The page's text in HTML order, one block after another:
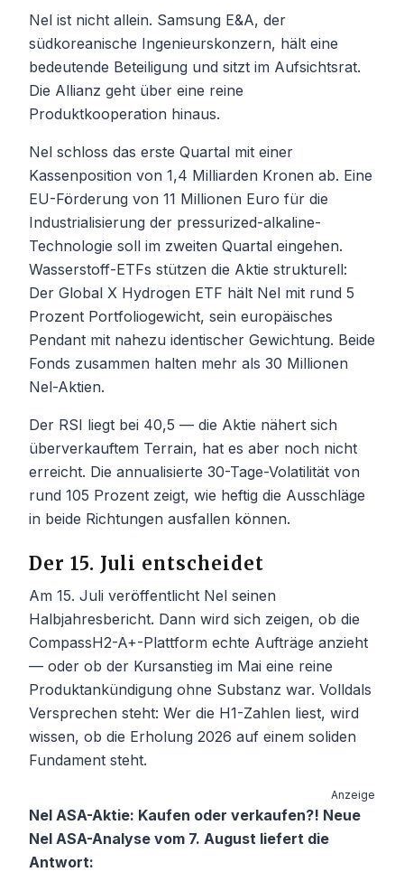
Nel ist nicht allein. Samsung E&A, der
südkoreanische Ingenieurskonzern, hält eine
bedeutende Beteiligung und sitzt im Aufsichtsrat.
Die Allianz geht über eine reine
Produktkooperation hinaus.
Nel schloss das erste Quartal mit einer
Kassenposition von 1,4 Milliarden Kronen ab. Eine
EU-Förderung von 11 Millionen Euro für die
Industrialisierung der pressurized-alkaline-
Technologie soll im zweiten Quartal eingehen.
Wasserstoff-ETFs stützen die Aktie strukturell:
Der Global X Hydrogen ETF hält Nel mit rund 5
Prozent Portfoliogewicht, sein europäisches
Pendant mit nahezu identischer Gewichtung. Beide
Fonds zusammen halten mehr als 30 Millionen
Nel-Aktien.
Der RSI liegt bei 40,5 — die Aktie nähert sich
überverkauftem Terrain, hat es aber noch nicht
erreicht. Die annualisierte 30-Tage-Volatilität von
rund 105 Prozent zeigt, wie heftig die Ausschläge
in beide Richtungen ausfallen können.
Der 15. Juli entscheidet
Am 15. Juli veröffentlicht Nel seinen
Halbjahresbericht. Dann wird sich zeigen, ob die
CompassH2-A+-Plattform echte Aufträge anzieht
— oder ob der Kursanstieg im Mai eine reine
Produktankündigung ohne Substanz war. Volldals
Versprechen steht: Wer die H1-Zahlen liest, wird
wissen, ob die Erholung 2026 auf einem soliden
Fundament steht.
Anzeige
Nel ASA-Aktie: Kaufen oder verkaufen?! Neue
Nel ASA-Analyse vom 7. August liefert die
Antwort: